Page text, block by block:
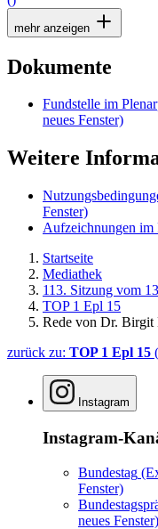
mehr anzeigen
Dokumente
Fundstelle im
neues Fenster)
Weitere
Fenster)
Aufzeichnungen im
Startseite
Mediathek
113. Sitzung vom
TOP 1 Epl 15
Rede von Dr. Birgit
zurück zu: TOP 1 Epl 15
Instagram
Instagram-
Bundestag
Fenster)
neues Fenster)